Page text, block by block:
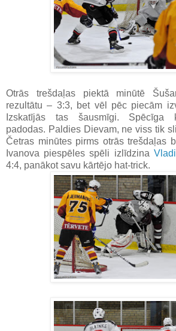
Otrās trešdaļas piektā minūtē
rezultātu – 3:3, bet vēl pēc piecām
Izskatījās tas šausmīgi. Spēcīga
padodas. Paldies Dievam, ne viss tik
Četras minūtes pirms otrās trešdaļas
Ivanova piespēles spēli izlīdzina
4:4, panākot savu kārtējo hat-trick.